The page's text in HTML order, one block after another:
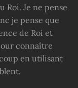
Roi. Je ne pense
je pense que
de Roi et
connaître
en utilisant